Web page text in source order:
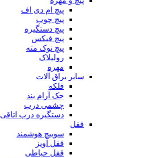
پیچ ام دی اف
پیچ چوب
پیچ دستگیره
پیچ فیکس
پیچ نوک مته
رولپلاک
مهره
سایر یراق آلات
فلکه
جک آرام بند
چشمی درب
دستگیره درب اتاقی
قفل
سوییچ هوشمند
قفل آویز
قفل حیاطی